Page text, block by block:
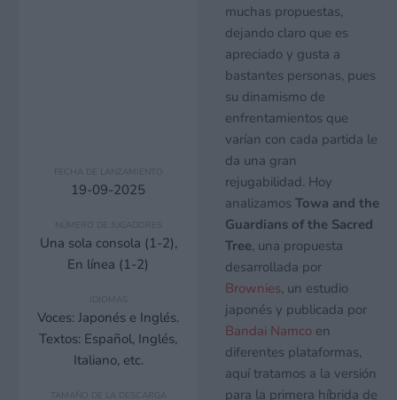
FECHA DE LANZAMIENTO
19-09-2025
NÚMERO DE JUGADORES
Una sola consola (1-2),
En línea (1-2)
IDIOMAS
Voces: Japonés e Inglés.
Textos: Español, Inglés,
Italiano, etc.
TAMAÑO DE LA DESCARGA
muchas propuestas,
dejando claro que es
apreciado y gusta a
bastantes personas, pues
su dinamismo de
enfrentamientos que
varían con cada partida le
da una gran
rejugabilidad. Hoy
analizamos Towa and the
Guardians of the Sacred
Tree, una propuesta
desarrollada por
Brownies, un estudio
japonés y publicada por
Bandai Namco en
diferentes plataformas,
aquí tratamos a la versión
para la primera híbrida de